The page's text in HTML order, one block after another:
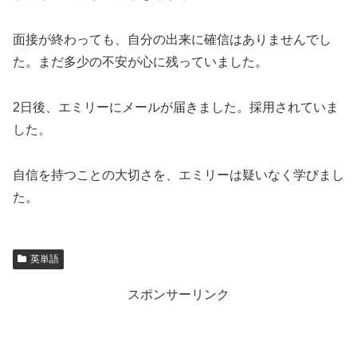
面接が終わっても、自分の出来に確信はありませんでし
た。まだ多少の不安が心に残っていました。
2日後、エミリーにメールが届きました。採用されていま
した。
自信を持つことの大切さを、エミリーは疑いなく学びまし
た。
英単語
スポンサーリンク